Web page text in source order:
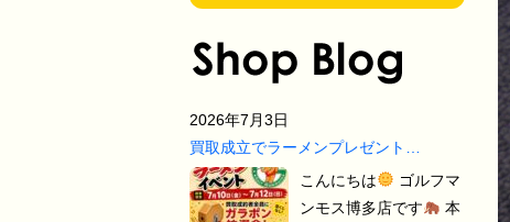
2026年7月3日
買取成立でラーメンプレゼント…
こんにちは
ゴルフマ
ンモス博多店です
本